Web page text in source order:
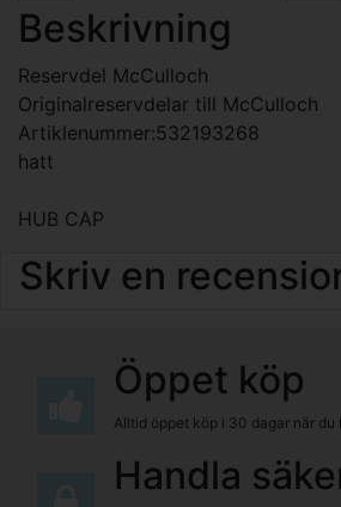
Beskrivning
Reservdel McCulloch
Originalreservdelar till McCulloch
Artiklenummer:532193268
hatt
HUB CAP
Skriv en
Öppet köp
Alltid öppet köp i 30 dagar när du
Handla